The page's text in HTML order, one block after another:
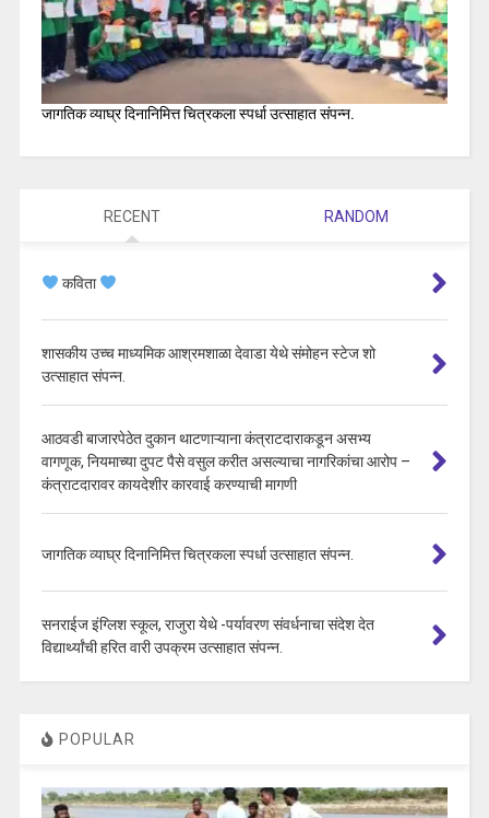
जागतिक व्याघ्र दिनानिमित्त चित्रकला स्पर्धा उत्साहात संपन्न.
RECENT RANDOM
कविता
शासकीय उच्च माध्यमिक आश्रमशाळा देवाडा येथे संमोहन स्टेज शो
उत्साहात संपन्न.
आठवडी बाजारपेठेत दुकान थाटणाऱ्याना कंत्राटदाराकडून असभ्य
वागणूक, नियमाच्या दुपट पैसे वसुल करीत असल्याचा नागरिकांचा आरोप –
कंत्राटदारावर कायदेशीर कारवाई करण्याची मागणी
जागतिक व्याघ्र दिनानिमित्त चित्रकला स्पर्धा उत्साहात संपन्न.
सनराईज इंग्लिश स्कूल, राजुरा येथे -पर्यावरण संवर्धनाचा संदेश देत
विद्यार्थ्यांची हरित वारी उपक्रम उत्साहात संपन्न.
POPULAR